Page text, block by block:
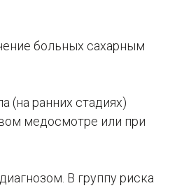
больных сахарным
(на ранних стадиях)
медосмотре или при
В группу риска